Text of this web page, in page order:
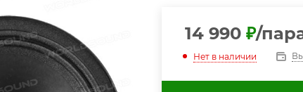
14 990 ₽/
Нет в наличии